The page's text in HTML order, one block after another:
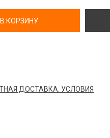
В КОРЗИНУ
ДОСТАВКА. УСЛОВИЯ